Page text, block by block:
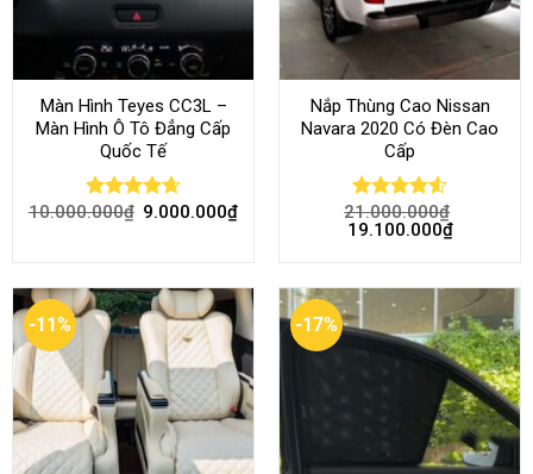
Màn Hình Teyes CC3L –
Màn Hình Ô Tô Đẳng Cấp
Quốc Tế
Rated 4.68
10.000.000₫ 9.000.000₫
Nắp Thùng Cao Nissan
Navara 2020 Có Đèn Cao
Cấp
Rated4.52
out of 5
21.000.000₫
19.100.000₫
-11% -17%